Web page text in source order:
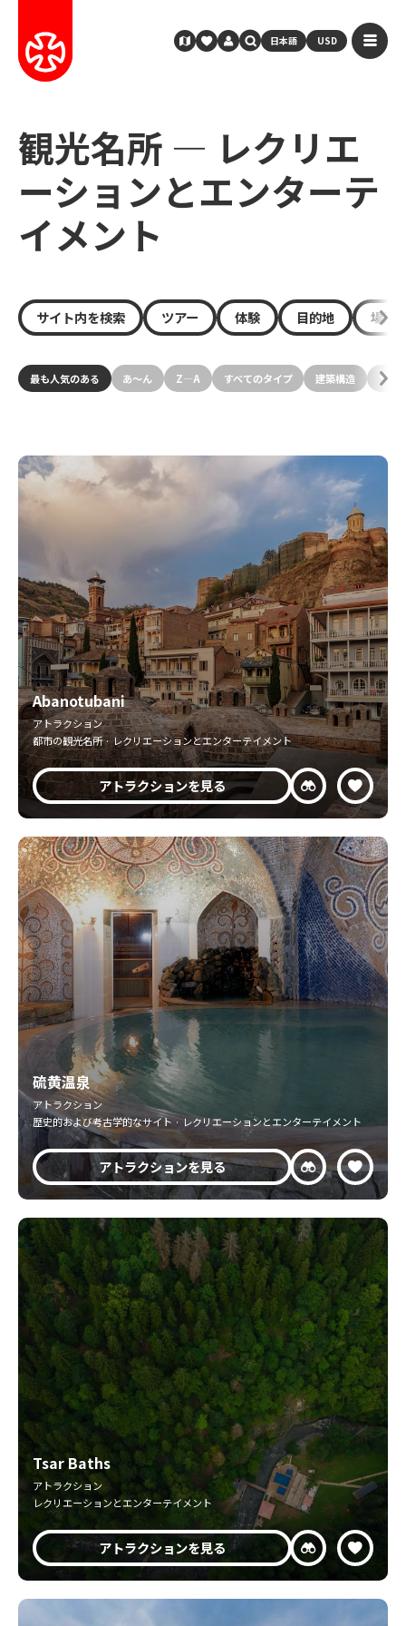
日本語 USD
観光名所 — レクリエ
ーションとエンターテ
イメント
サイト内を検索 ツアー 体験 目的地 場所
最も人気のある あ〜ん Z—A すべてのタイプ 建築構造 文化
Abanotubani
アトラクション
都市の観光名所 · レクリエーションとエンターテイメント
アトラクションを見る
硫黄温泉
アトラクション
歴史的および考古学的なサイト · レクリエーションとエンターテイメント
アトラクションを見る
Tsar Baths
アトラクション
レクリエーションとエンターテイメント
アトラクションを見る